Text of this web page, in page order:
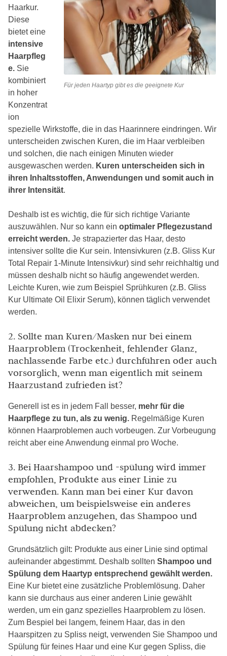
Für jeden Haartyp gibt es die geeignete Kur
Haarkur.
Diese
bietet eine
intensive
Haarpfleg
e. Sie
kombiniert
in hoher
Konzentrat
ion
spezielle Wirkstoffe, die in das Haarinnere eindringen. Wir
unterscheiden zwischen Kuren, die im Haar verbleiben
und solchen, die nach einigen Minuten wieder
ausgewaschen werden. Kuren unterscheiden sich in
ihren Inhaltsstoffen, Anwendungen und somit auch in
ihrer Intensität.
Deshalb ist es wichtig, die für sich richtige Variante
auszuwählen. Nur so kann ein optimaler Pflegezustand
erreicht werden. Je strapazierter das Haar, desto
intensiver sollte die Kur sein. Intensivkuren (z.B. Gliss Kur
Total Repair 1-Minute Intensivkur) sind sehr reichhaltig und
müssen deshalb nicht so häufig angewendet werden.
Leichte Kuren, wie zum Beispiel Sprühkuren (z.B. Gliss
Kur Ultimate Oil Elixir Serum), können täglich verwendet
werden.
2. Sollte man Kuren/Masken nur bei einem
Haarproblem (Trockenheit, fehlender Glanz,
nachlassende Farbe etc.) durchführen oder auch
vorsorglich, wenn man eigentlich mit seinem
Haarzustand zufrieden ist?
Generell ist es in jedem Fall besser, mehr für die
Haarpflege zu tun, als zu wenig. Regelmäßige Kuren
können Haarproblemen auch vorbeugen. Zur Vorbeugung
reicht aber eine Anwendung einmal pro Woche.
3. Bei Haarshampoo und -spülung wird immer
empfohlen, Produkte aus einer Linie zu
verwenden. Kann man bei einer Kur davon
abweichen, um beispielsweise ein anderes
Haarproblem anzugehen, das Shampoo und
Spülung nicht abdecken?
Grundsätzlich gilt: Produkte aus einer Linie sind optimal
aufeinander abgestimmt. Deshalb sollten Shampoo und
Spülung dem Haartyp entsprechend gewählt werden.
Eine Kur bietet eine zusätzliche Problemlösung. Daher
kann sie durchaus aus einer anderen Linie gewählt
werden, um ein ganz spezielles Haarproblem zu lösen.
Zum Bespiel bei langem, feinem Haar, das in den
Haarspitzen zu Spliss neigt, verwenden Sie Shampoo und
Spülung für feines Haar und eine Kur gegen Spliss, die